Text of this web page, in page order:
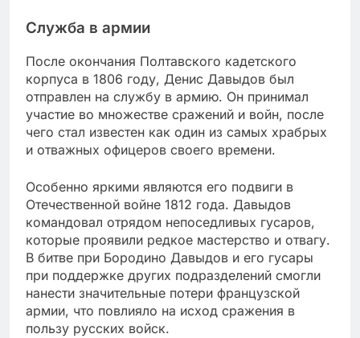
Служба в армии
После окончания Полтавского кадетского
корпуса в 1806 году, Денис Давыдов был
отправлен на службу в армию. Он принимал
участие во множестве сражений и войн, после
чего стал известен как один из самых храбрых
и отважных офицеров своего времени.
Особенно яркими являются его подвиги в
Отечественной войне 1812 года. Давыдов
командовал отрядом непоседливых гусаров,
которые проявили редкое мастерство и отвагу.
В битве при Бородино Давыдов и его гусары
при поддержке других подразделений смогли
нанести значительные потери французской
армии, что повлияло на исход сражения в
пользу русских войск.